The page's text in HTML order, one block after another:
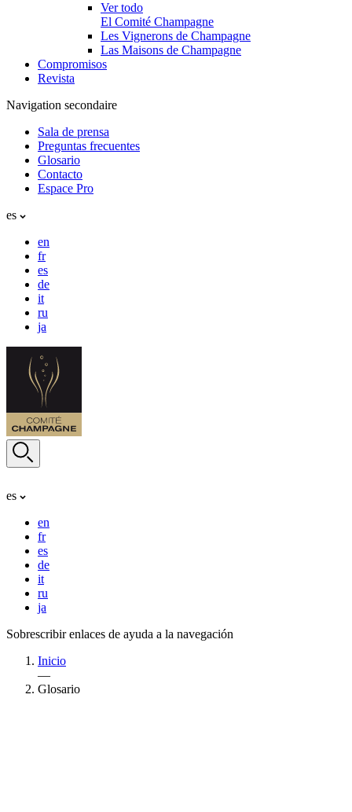
Ver todo
El Comité Champagne
Les Vignerons de Champagne
Las Maisons de Champagne
Compromisos
Revista
Navigation secondaire
Sala de prensa
Preguntas frecuentes
Glosario
Contacto
Espace Pro
es
en
fr
es
de
it
ru
ja
es
en
fr
es
de
it
ru
ja
Sobrescribir enlaces de ayuda a la navegación
Inicio
—
Glosario